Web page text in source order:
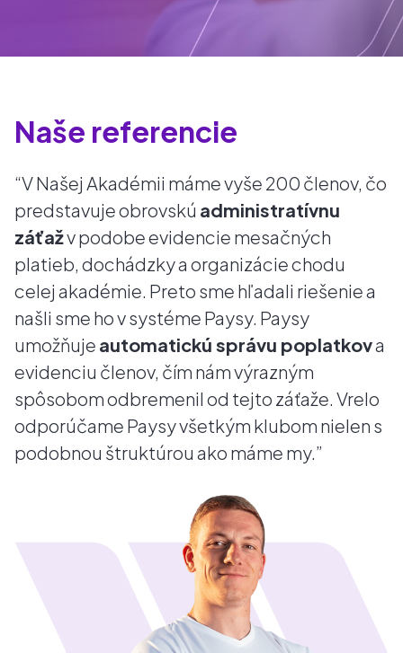
Naše referencie
“V Našej Akadémii máme vyše 200 členov, čo
predstavuje obrovskú administratívnu
záťažv podobe evidencie mesačných
platieb, dochádzky a organizácie chodu
celej akadémie. Preto sme hľadali riešenie a
našli sme ho v systéme Paysy. Paysy
umožňuje automatickú správu poplatkova
evidenciu členov, čím nám výrazným
spôsobom odbremenil od tejto záťaže. Vrelo
odporúčame Paysy všetkým klubom nielen s
podobnou štruktúrou ako máme my.”